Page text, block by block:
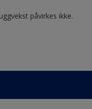
påvirkes ikke.